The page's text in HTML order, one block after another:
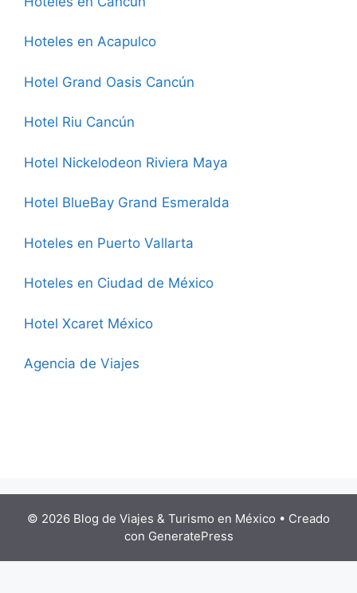
Hoteles en Acapulco
Hotel Grand Oasis Cancún
Hotel Riu Cancún
Hotel Nickelodeon Riviera Maya
Hotel BlueBay Grand Esmeralda
Hoteles en Puerto Vallarta
Hoteles en Ciudad de México
Hotel Xcaret México
Agencia de Viajes
© 2026 Blog de Viajes & Turismo en México • Creado
con GeneratePress